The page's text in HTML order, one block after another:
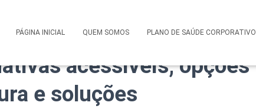
PÁGINA INICIAL QUEM SOMOS PLANO DE SAÚDE CORPORATIVO
Ameplan em
acessíveis, opções
e soluções